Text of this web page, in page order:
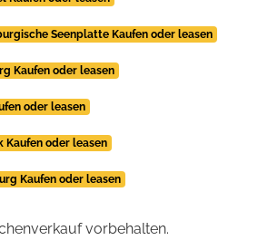
Seenplatte Kaufen oder leasen
Kaufen oder leasen
oder leasen
oder leasen
Kaufen oder leasen
vorbehalten.